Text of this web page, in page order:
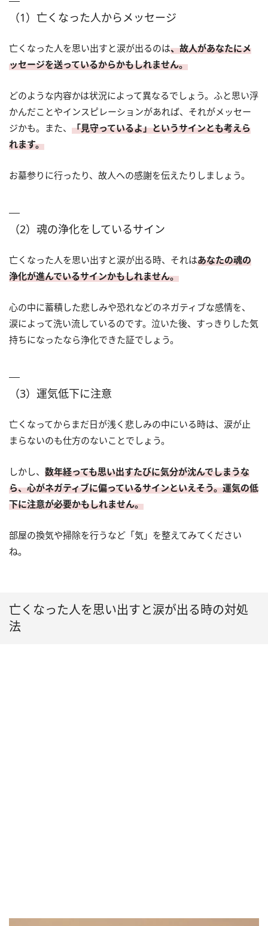
（1）亡くなった人からメッセージ
亡くなった人を思い出すと涙が出るのは、故人があなたにメ
ッセージを送っているからかもしれません。
どのような内容かは状況によって異なるでしょう。ふと思い浮
かんだことやインスピレーションがあれば、それがメッセー
ジかも。また、 「見守っているよ」というサインとも考えら
れます。
お墓参りに行ったり、故人への感謝を伝えたりしましょう。
（2）魂の浄化をしているサイン
亡くなった人を思い出すと涙が出る時、それはあなたの魂の
浄化が進んでいるサインかもしれません。
心の中に蓄積した悲しみや恐れなどのネガティブな感情を、
涙によって洗い流しているのです。泣いた後、すっきりした気
持ちになったなら浄化できた証でしょう。
（3）運気低下に注意
亡くなってからまだ日が浅く悲しみの中にいる時は、涙が止
まらないのも仕方のないことでしょう。
しかし、 数年経っても思い出すたびに気分が沈んでしまうな
ら、心がネガティブに偏っているサインといえそう。運気の低
下に注意が必要かもしれません。
部屋の換気や掃除を行うなど「気」を整えてみてください
ね。
亡くなった人を思い出すと涙が出る時の対処
法